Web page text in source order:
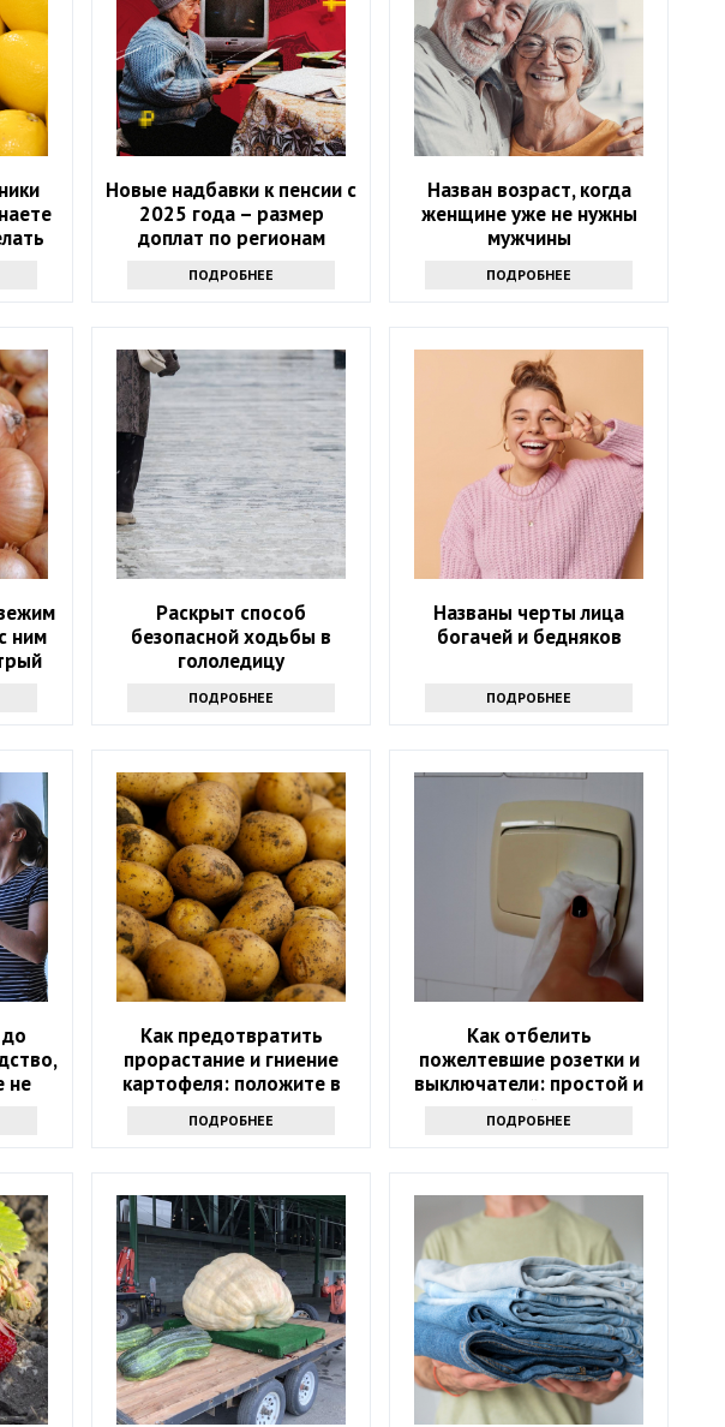
Новые надбавки к пенсии с
2025 года – размер
доплат по регионам
ПОДРОБНЕЕ
Назван возраст, когда
женщине уже не нужны
мужчины
ПОДРОБНЕЕ
ним
Раскрыт способ
безопасной ходьбы в
гололедицу
ПОДРОБНЕЕ
Названы черты лица
богачей и бедняков
ПОДРОБНЕЕ
не
Как предотвратить
прорастание и гниение
картофеля: положите в
листиков
ПОДРОБНЕЕ
Как отбелить
пожелтевшие розетки и
выключатели: простой и
недорогой вариант
ПОДРОБНЕЕ